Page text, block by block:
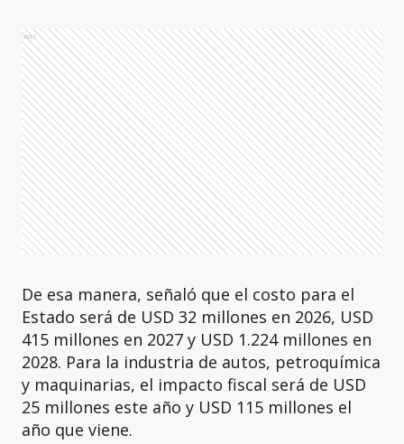
Ads
De esa manera, señaló que el costo para el
Estado será de USD 32 millones en 2026, USD
415 millones en 2027 y USD 1.224 millones en
2028. Para la industria de autos, petroquímica
y maquinarias, el impacto fiscal será de USD
25 millones este año y USD 115 millones el
año que viene.